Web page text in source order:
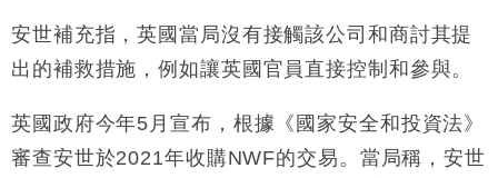
安世補充指，英國當局沒有接觸該公司和商討其提
出的補救措施，例如讓英國官員直接控制和參與。
英國政府今年5月宣布，根據《國家安全和投資法》
審查安世於2021年收購NWF的交易。當局稱，安世